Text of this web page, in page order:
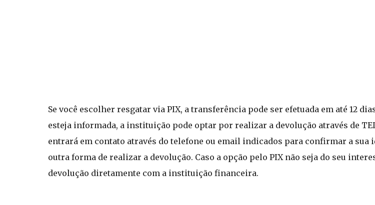
Se você escolher resgatar via PIX, a transferência pode ser efetuada em até 12
esteja informada, a instituição pode optar por realizar a devolução através de
entrará em contato através do telefone ou email indicados para confirmar a sua
outra forma de realizar a devolução. Caso a opção pelo PIX não seja do seu
devolução diretamente com a instituição financeira.